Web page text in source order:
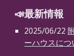
📣最新情報
2025/06/22
ーハウスに